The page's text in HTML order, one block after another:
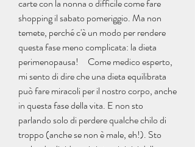
carte con la nonna o difficile come fare
shopping il sabato pomeriggio. Ma non
temete, perché c'è un modo per rendere
questa fase meno complicata: la dieta
perimenopausa!     Come medico esperto,
mi sento di dire che una dieta equilibrata
può fare miracoli per il nostro corpo, anche
in questa fase della vita. E non sto
parlando solo di perdere qualche chilo di
troppo (anche se non è male, eh!). Sto